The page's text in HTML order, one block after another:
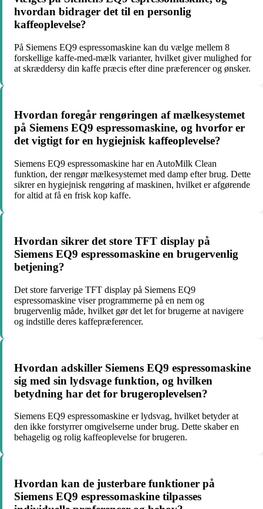
hvordan bidrager det til en personlig
kaffeoplevelse?
På Siemens EQ9 espressomaskine kan du vælge mellem 8
forskellige kaffe-med-mælk varianter, hvilket giver mulighed for
at skræddersy din kaffe præcis efter dine præferencer og ønsker.
Hvordan foregår rengøringen af mælkesystemet
på Siemens EQ9 espressomaskine, og hvorfor er
det vigtigt for en hygiejnisk kaffeoplevelse?
Siemens EQ9 espressomaskine har en AutoMilk Clean
funktion, der rengør mælkesystemet med damp efter brug. Dette
sikrer en hygiejnisk rengøring af maskinen, hvilket er afgørende
for altid at få en frisk kop kaffe.
Hvordan sikrer det store TFT display på
Siemens EQ9 espressomaskine en brugervenlig
betjening?
Det store farverige TFT display på Siemens EQ9
espressomaskine viser programmerne på en nem og
brugervenlig måde, hvilket gør det let for brugerne at navigere
og indstille deres kaffepræferencer.
Hvordan adskiller Siemens EQ9 espressomaskine
sig med sin lydsvage funktion, og hvilken
betydning har det for brugeroplevelsen?
Siemens EQ9 espressomaskine er lydsvag, hvilket betyder at
den ikke forstyrrer omgivelserne under brug. Dette skaber en
behagelig og rolig kaffeoplevelse for brugeren.
Hvordan kan de justerbare funktioner på
Siemens EQ9 espressomaskine tilpasses